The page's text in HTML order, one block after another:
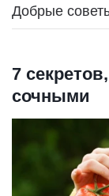
Добрые
7
сочными